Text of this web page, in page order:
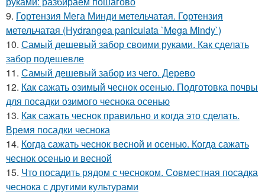
9. Гортензия Мега Минди метельчатая. Гортензия
метельчатая (Hydrangea paniculata `Mega Mindy`)
10. Самый дешевый забор своими руками. Как сделать
забор подешевле
11. Самый дешевый забор из чего. Дерево
12. Как сажать озимый чеснок осенью. Подготовка почвы
для посадки озимого чеснока осенью
13. Как сажать чеснок правильно и когда это сделать.
Время посадки чеснока
14. Когда сажать чеснок весной и осенью. Когда сажать
чеснок осенью и весной
15. Что посадить рядом с чесноком. Совместная посадка
чеснока с другими культурами